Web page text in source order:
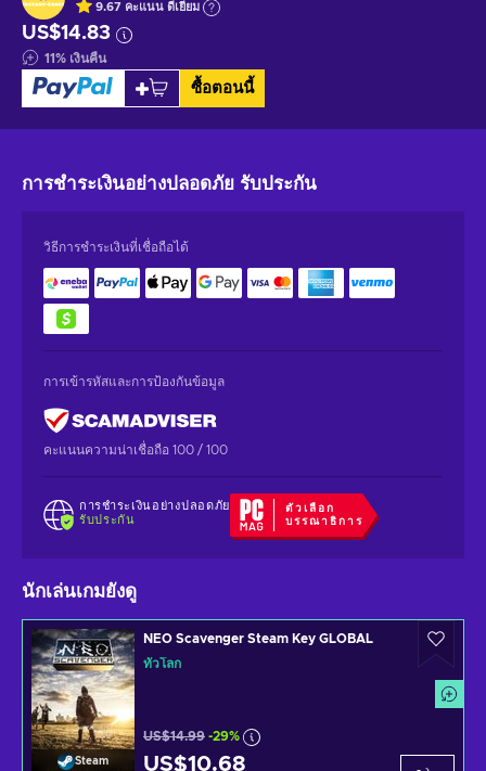
9.67 คะแนน ดีเยี่ยม
US$14.83
11% เงินคืน
ซื้อตอนนี้
การชำระเงินอย่างปลอดภัย รับประกัน
วิธีการชำระเงินที่เชื่อถือได้
การเข้ารหัสและการป้องกันข้อมูล
คะแนนความน่าเชื่อถือ 100 / 100
การชำระเงินอย่างปลอดภัย
รับประกัน
ตัวเลือก
บรรณาธิการ
นักเล่นเกมยังดู
Steam
NEO Scavenger Steam Key GLOBAL
ทั่วโลก
US$14.99 -29%
US$10.68